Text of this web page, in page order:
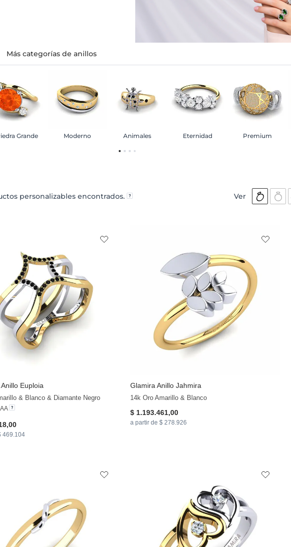
Grande Moderno Animales Eternidad Premium
Más categorías de anillos
personalizables encontrados. Ver
Anillo Euploia
& Blanco & Diamante Negro
469.104
GlamiraAnillo Jahmira
14k Oro Amarillo & Blanco
$ 1.193.461,00
a partir de $ 278.926